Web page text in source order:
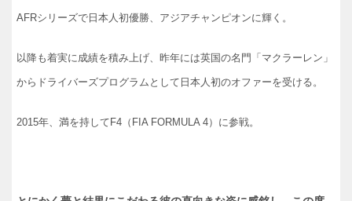
AFRシリーズで日本人初優勝、アジアチャンピオンに輝く。
以降も着実に成績を積み上げ、昨年には英国の名門「マクラーレン」
からドライバーズプログラムとして日本人初のオファーを受ける。
2015年、満を持してF4（FIA FORMULA 4）に参戦。